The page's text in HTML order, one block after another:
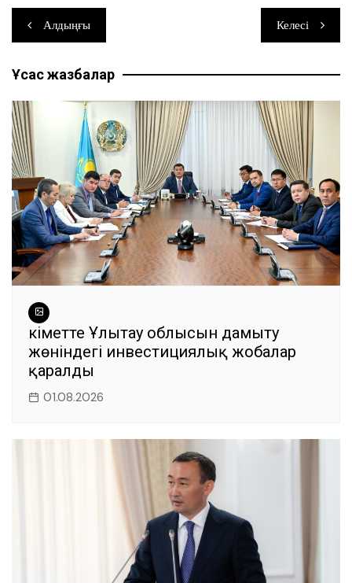
c
e
b
tt
er
ai
l
A
p
p
a
m
n
g
er
ра
ви
ть
Навигация
по
записям
Алдыңғы Келесі
Ұқсас жазбалар
Үкіметте Ұлытау облысын дамыту
жөніндегі инвестициялық жобалар
қаралды
01.08.2026